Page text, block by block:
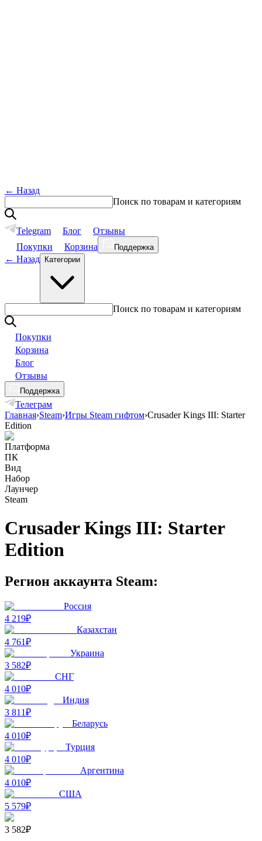
← Назад
Поиск по товарам и категориям
Telegram Блог
Отзывы
Покупки
Корзина Поддержка
← Назад Категории
Поиск по товарам и категориям
Покупки
Корзина
Блог
Отзывы
Поддержка
Телеграм
Главная›Steam›Игры Steam гифтом›Crusader Kings III: Starter
Edition
Платформа
ПК
Вид
Набор
Лаунчер
Steam
Crusader Kings III: Starter
Edition
Регион аккаунта Steam:
Россия
4 219₽
Казахстан
4 761₽
Украина
3 582₽
СНГ
4 010₽
Индия
3 811₽
Беларусь
4 010₽
Турция
4 010₽
Аргентина
4 010₽
США
5 579₽
3 582₽